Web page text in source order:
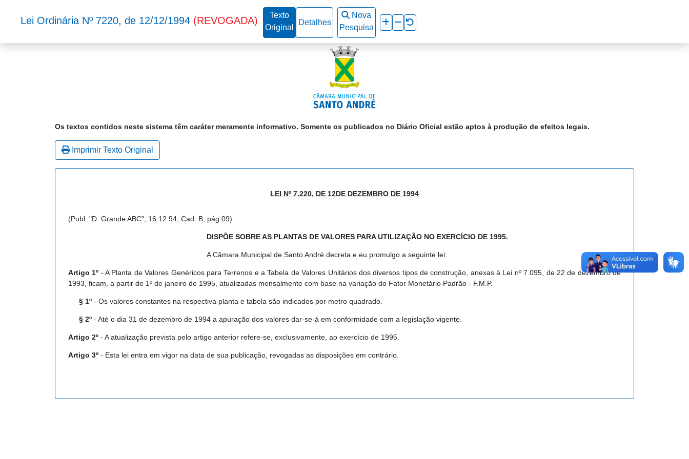
Os textos contidos neste sistema têm caráter meramente informativo. Somente os publicados no Diário Oficial estão aptos à produção de efeitos legais.
Lei Ordinária Nº 7220, de 12/12/1994 (REVOGADA)
Texto
Original
Detalhes
Nova
Pesquisa
Imprimir Texto Original
LEI Nº 7.220, DE 12DE DEZEMBRO DE 1994
(Publ. "D. Grande ABC", 16.12.94, Cad. B, pág.09)
DISPÕE SOBRE AS PLANTAS DE VALORES PARA UTILIZAÇÃO NO EXERCÍCIO DE 1995.
A Câmara Municipal de Santo André decreta e eu promulgo a seguinte lei:
Artigo 1º - A Planta de Valores Genéricos para Terrenos e a Tabela de Valores Unitários dos diversos tipos de construção, anexas à Lei nº 7.095, de 22 de dezembro de
1993, ficam, a partir de 1º de janeiro de 1995, atualizadas mensalmente com base na variação do Fator Monetário Padrão - F.M.P.
§ 1º - Os valores constantes na respectiva planta e tabela são indicados por metro quadrado.
§ 2º - Até o dia 31 de dezembro de 1994 a apuração dos valores dar-se-á em conformidade com a legislação vigente.
Artigo 2º - A atualização prevista pelo artigo anterior refere-se, exclusivamente, ao exercício de 1995.
Artigo 3º - Esta lei entra em vigor na data de sua publicação, revogadas as disposições em contrário.